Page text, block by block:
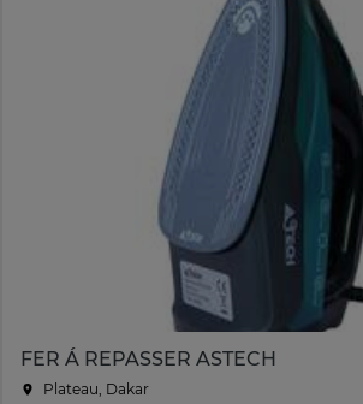
FER Á REPASSER ASTECH
Plateau, Dakar